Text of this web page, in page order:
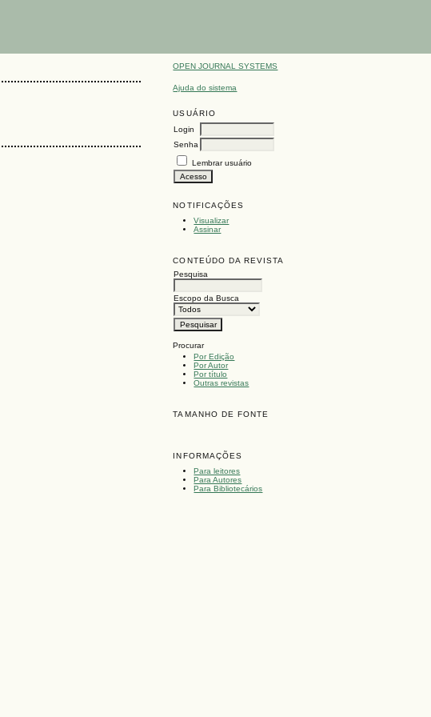
OPEN JOURNAL SYSTEMS
Ajuda do sistema
USUÁRIO
Login
Senha
Lembrar usuário
NOTIFICAÇÕES
Visualizar
Assinar
CONTEÚDO DA REVISTA
Pesquisa
Escopo da Busca
Procurar
Por Edição
Por Autor
Por título
Outras revistas
TAMANHO DE FONTE
INFORMAÇÕES
Para leitores
Para Autores
Para Bibliotecários